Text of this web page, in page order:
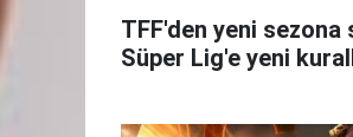
TFF'den yeni
Süper Lig'e yeni